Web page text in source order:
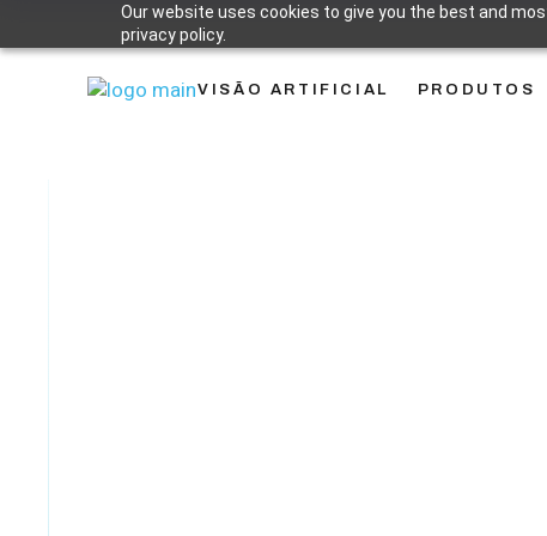
Our website uses cookies to give you the best and
privacy policy.
VISÃO ARTIFICIAL PRODUTOS